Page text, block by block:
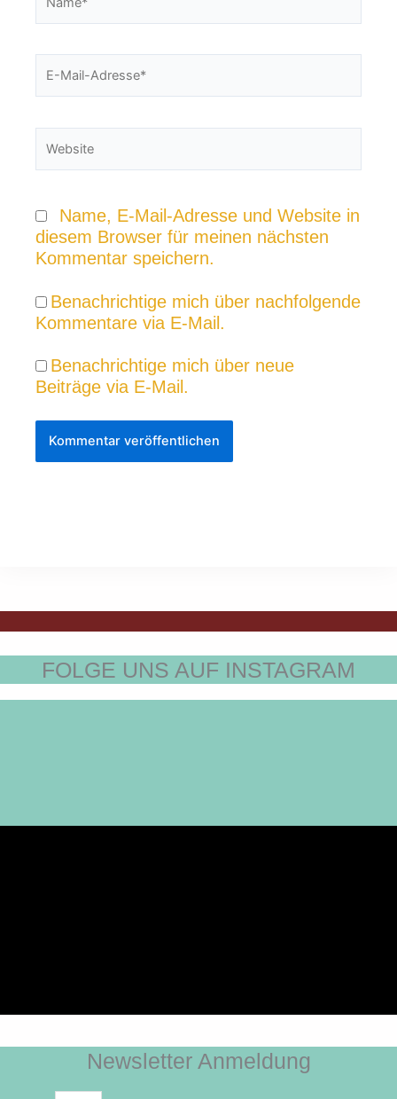
Mail-
Name, E-Mail-Adresse und Website in
diesem Browser für meinen nächsten
Kommentar speichern.
Benachrichtige mich über nachfolgende
Kommentare via E-Mail.
Benachrichtige mich über neue
Beiträge via E-Mail.
FOLGE UNS AUF INSTAGRAM
Newsletter Anmeldung